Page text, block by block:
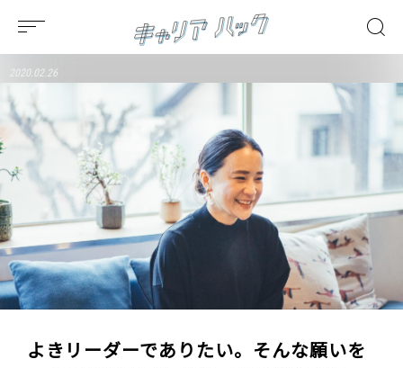
2020.02.26
よきリーダーでありたい。そんな願いを